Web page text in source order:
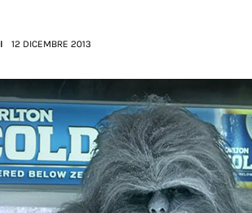
12 DICEMBRE 2013